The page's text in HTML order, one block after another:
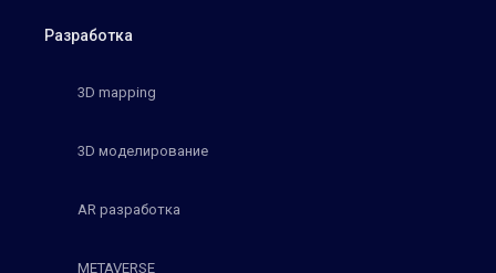
Разработка
3D mapping
3D моделирование
AR разработка
METAVERSE